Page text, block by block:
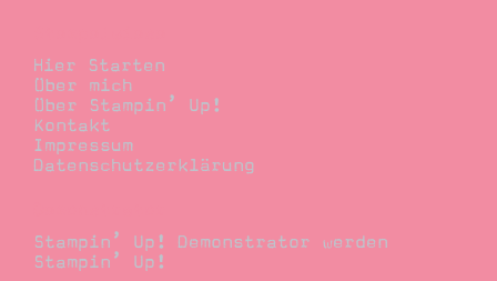
Hier Starten
Über mich
Über Stampin’ Up!
Kontakt
Impressum
Datenschutzerklärung
Stampin’ Up! Demonstrator werden
Stampin’ Up!